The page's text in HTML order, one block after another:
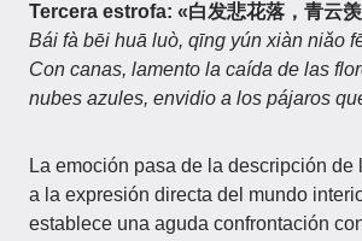
Tercera estrofa: «白发悲花落，青云
Bái fà bēi huā luò, qīng yún xiàn niǎo
Con canas, lamento la caída de las
nubes azules, envidio a los pájaros
La emoción pasa de la descripción de
a la expresión directa del mundo
establece una aguda confrontación